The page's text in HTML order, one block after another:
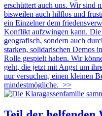
erschüttert auch uns. Wir sind
bisweilen auch hilflos und
ein Einzelner dem
Konflikt aufzwingen kann.
geografisch, sondern auch
starken, solidarischen Demos
Rolle gespielt haben. Wir
geht, die jetzt mit Angst um
nur versuchen, einen kleinen
mindestmögliche. >>